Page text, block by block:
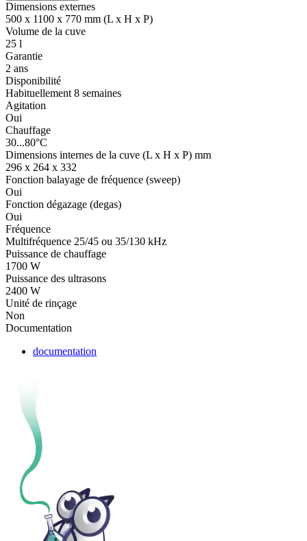
Dimensions externes
500 x 1100 x 770 mm (L x H x P)
Volume de la cuve
25 l
Garantie
2 ans
Disponibilité
Habituellement 8 semaines
Agitation
Oui
Chauffage
30...80°C
Dimensions internes de la cuve (L x H x P) mm
296 x 264 x 332
Fonction balayage de fréquence (sweep)
Oui
Fonction dégazage (degas)
Oui
Fréquence
Multifréquence 25/45 ou 35/130 kHz
Puissance de chauffage
1700 W
Puissance des ultrasons
2400 W
Unité de rinçage
Non
Documentation
documentation